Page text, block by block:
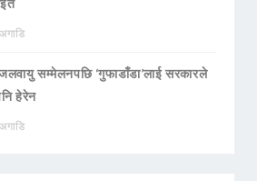
सम्मेलनपछि ‘गुफाडाँडा’लाई सरकारले
हेरेन